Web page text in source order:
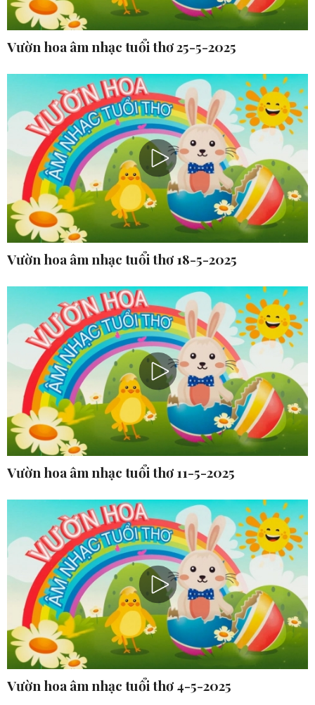
Vườn hoa âm nhạc tuổi thơ 25-5-2025
Vườn hoa âm nhạc tuổi thơ 18-5-2025
Vườn hoa âm nhạc tuổi thơ 11-5-2025
Vườn hoa âm nhạc tuổi thơ 4-5-2025